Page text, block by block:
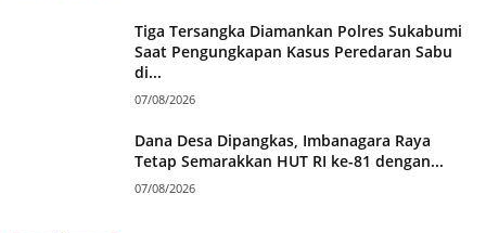
Tiga Tersangka Diamankan Polres Sukabumi
Saat Pengungkapan Kasus Peredaran Sabu
di...
07/08/2026
Dana Desa Dipangkas, Imbanagara Raya
Tetap Semarakkan HUT RI ke-81 dengan...
07/08/2026